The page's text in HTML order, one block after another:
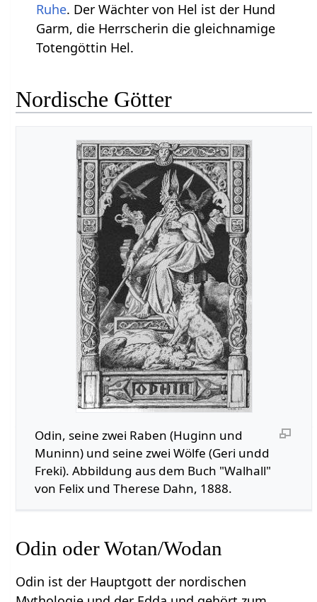
Ruhe. Der Wächter von Hel ist der Hund
Garm, die Herrscherin die gleichnamige
Totengöttin Hel.
Nordische Götter
Odin, seine zwei Raben (Huginn und
Muninn) und seine zwei Wölfe (Geri undd
Freki). Abbildung aus dem Buch "Walhall"
von Felix und Therese Dahn, 1888.
Odin oder Wotan/Wodan
Odin ist der Hauptgott der nordischen